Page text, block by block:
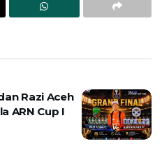
Razi Aceh
ARN Cup I